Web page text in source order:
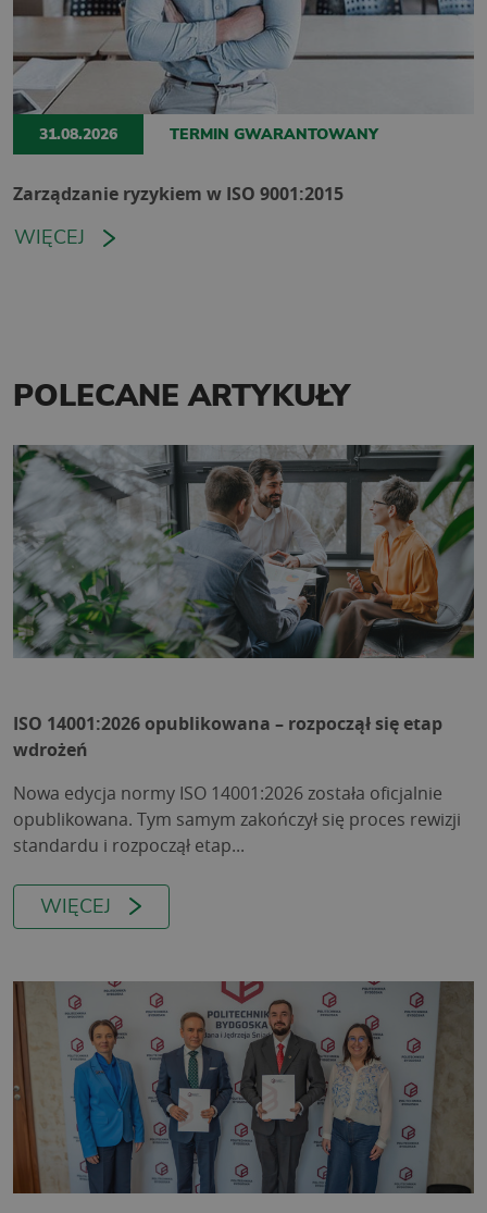
31.08.2026 TERMIN GWARANTOWANY
Zarządzanie ryzykiem w ISO 9001:2015
WIĘCEJ
POLECANE ARTYKUŁY
ISO 14001:2026 opublikowana – rozpoczął się etap
wdrożeń
Nowa edycja normy ISO 14001:2026 została oficjalnie
opublikowana. Tym samym zakończył się proces rewizji
standardu i rozpoczął etap...
WIĘCEJ